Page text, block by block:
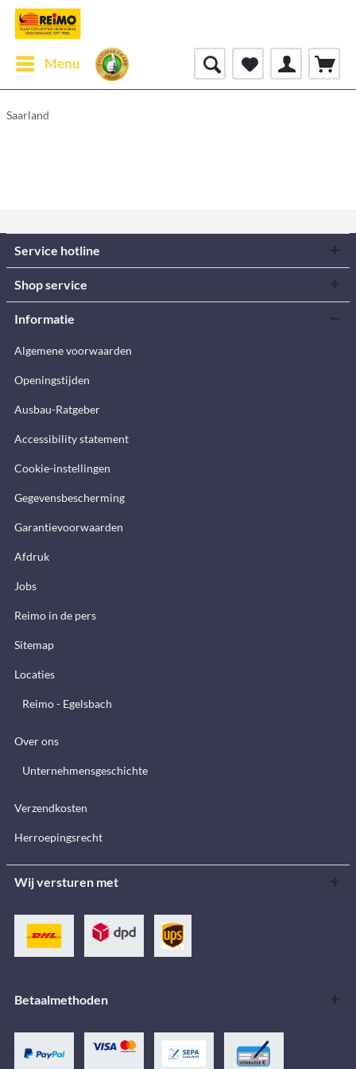
Menu
Saarland
Service hotline
Shop service
Informatie
Algemene voorwaarden
Openingstijden
Ausbau-Ratgeber
Accessibility statement
Cookie-instellingen
Gegevensbescherming
Garantievoorwaarden
Afdruk
Jobs
Reimo in de pers
Sitemap
Locaties
Reimo - Egelsbach
Over ons
Unternehmensgeschichte
Verzendkosten
Herroepingsrecht
Wij versturen met
Betaalmethoden